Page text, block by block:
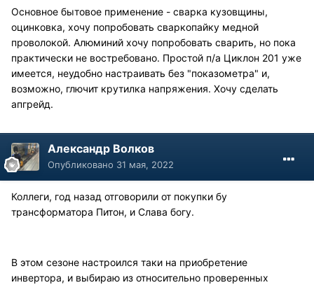
Основное бытовое применение - сварка кузовщины,
оцинковка, хочу попробовать сваркопайку медной
проволокой. Алюминий хочу попробовать сварить, но пока
практически не востребовано. Простой п/а Циклон 201 уже
имеется, неудобно настраивать без "показометра" и,
возможно, глючит крутилка напряжения. Хочу сделать
апгрейд.
Александр Волков
Опубликовано 31 мая, 2022
Коллеги, год назад отговорили от покупки бу
трансформатора Питон, и Слава богу.
В этом сезоне настроился таки на приобретение
инвертора, и выбираю из относительно проверенных